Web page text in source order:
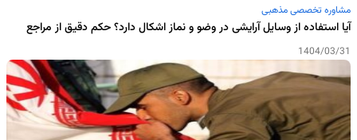
مشاوره تخصصی مذهبی
آیا استفاده از وسایل آرایشی در وضو و نماز اشکال دارد؟ حکم دقیق از مراجع
1404/03/31